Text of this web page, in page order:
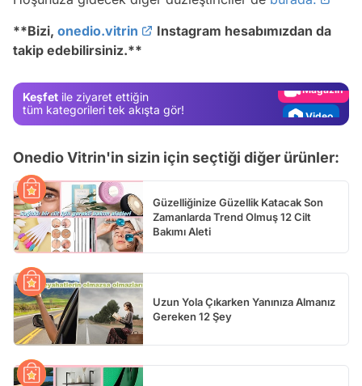
**Bizi, onedio.vitrin
Instagram hesabımızdan da
takip edebilirsiniz.**
Keşfet ile ziyaret ettiğin
tüm kategorileri tek akışta gör!
Test
Video
Onedio Vitrin'in sizin için seçtiği diğer ürünler:
Güzelliğinize Güzellik Katacak Son
Zamanlarda Trend Olmuş 12 Cilt
Bakımı Aleti
Uzun Yola Çıkarken Yanınıza Almanız
Gereken 12 Şey